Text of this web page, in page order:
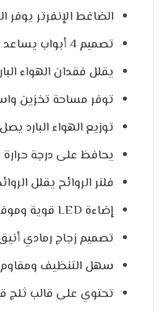
الضاغط الإنفرتر يوفر
تصميم 4 أبواب يساعد على تنظيم الأطعمة بسهولة.
يقلل فقدان الهواء
توفر مساحة تخزين
توزيع الهواء البارد
يحافظ على درجة
فلتر الروائح يقلل
إضاءة LED قوية وموفرة للطاقة.
تصميم زجاج رمادي
سهل التنظيف
تحتوي على قالب ثلج